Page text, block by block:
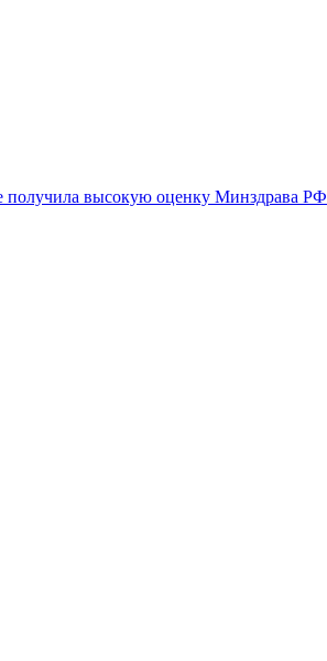
получила высокую оценку Минздрава РФ